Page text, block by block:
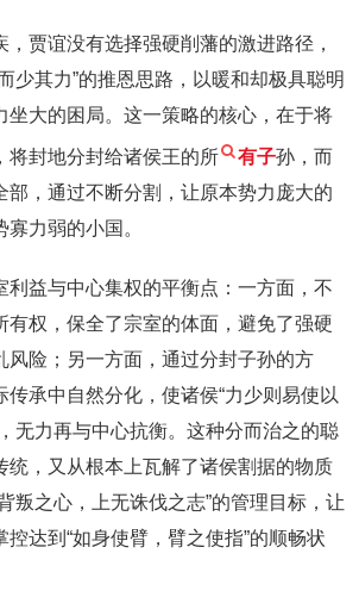
贾谊没有选择强硬削藩的激进路径，
少其力”的推恩思路，以暖和却极具聪明
坐大的困局。这一策略的核心，在于将
将封地分封给诸侯王的所 有子孙，而
部，通过不断分割，让原本势力庞大的
力弱的小国。
利益与中心集权的平衡点：一方面，不
有权，保全了宗室的体面，避免了强硬
风险；另一方面，通过分封子孙的方
传承中自然分化，使诸侯“力少则易使以
无力再与中心抗衡。这种分而治之的聪
统，又从根本上瓦解了诸侯割据的物质
叛之心，上无诛伐之志”的管理目标，让
达到“如身使臂，臂之使指”的顺畅状